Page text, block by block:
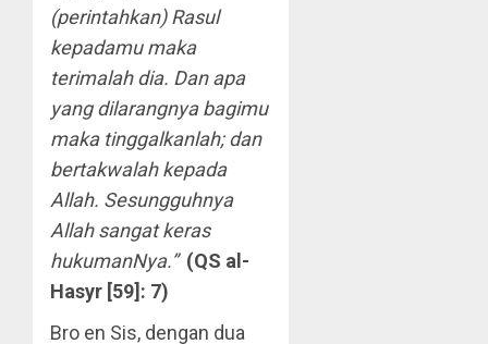
(perintahkan) Rasul
kepadamu maka
terimalah dia. Dan apa
yang dilarangnya bagimu
maka tinggalkanlah; dan
bertakwalah kepada
Allah. Sesungguhnya
Allah sangat keras
hukumanNya.” (QS al-
Hasyr [59]: 7)
Bro en Sis, dengan dua